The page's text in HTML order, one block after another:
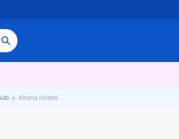
Altena Hotels